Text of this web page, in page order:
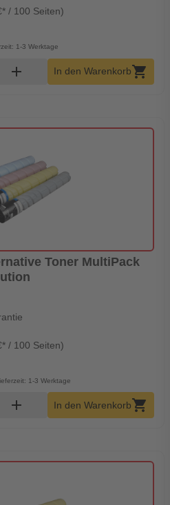
/ 100 Seiten)
1-3 Werktage
Menge
add In den Warenkorbshopping_cart
Toner MultiPack
/ 100 Seiten)
1-3 Werktage
Menge
add In den Warenkorbshopping_cart